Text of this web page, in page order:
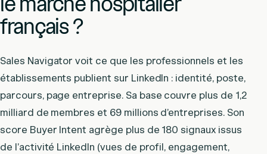
français ?
Sales Navigator voit ce que les professionnels et les
établissements publient sur LinkedIn : identité, poste,
parcours, page entreprise. Sa base couvre plus de 1,2
milliard de membres et 69 millions d’entreprises. Son
score Buyer Intent agrège plus de 180 signaux issus
de l’activité LinkedIn (vues de profil, engagement,